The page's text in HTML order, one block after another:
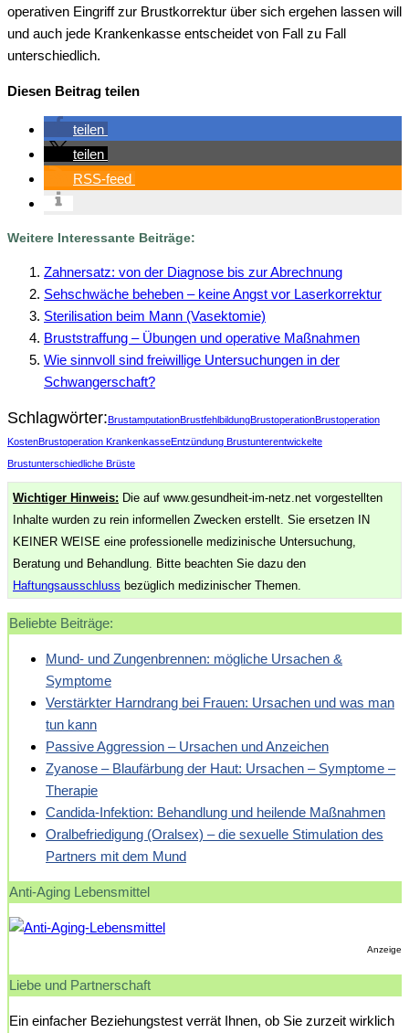
operativen Eingriff zur Brustkorrektur über sich ergehen lassen will
und auch jede Krankenkasse entscheidet von Fall zu Fall
unterschiedlich.
Diesen Beitrag teilen
teilen
teilen
RSS-feed
Weitere Interessante Beiträge:
Zahnersatz: von der Diagnose bis zur Abrechnung
Sehschwäche beheben – keine Angst vor Laserkorrektur
Sterilisation beim Mann (Vasektomie)
Bruststraffung – Übungen und operative Maßnahmen
Wie sinnvoll sind freiwillige Untersuchungen in der
Schwangerschaft?
Schlagwörter:BrustamputationBrustfehlbildungBrustoperationBrustoperation
KostenBrustoperation KrankenkasseEntzündung Brustunterentwickelte
Brustunterschiedliche Brüste
Wichtiger Hinweis: Die auf www.gesundheit-im-netz.net vorgestellten
Inhalte wurden zu rein informellen Zwecken erstellt. Sie ersetzen IN
KEINER WEISE eine professionelle medizinische Untersuchung,
Beratung und Behandlung. Bitte beachten Sie dazu den
Haftungsausschluss bezüglich medizinischer Themen.
Beliebte Beiträge:
Mund- und Zungenbrennen: mögliche Ursachen &
Symptome
Verstärkter Harndrang bei Frauen: Ursachen und was man
tun kann
Passive Aggression – Ursachen und Anzeichen
Zyanose – Blaufärbung der Haut: Ursachen – Symptome –
Therapie
Candida-Infektion: Behandlung und heilende Maßnahmen
Oralbefriedigung (Oralsex) – die sexuelle Stimulation des
Partners mit dem Mund
Anti-Aging Lebensmittel
Anzeige
Liebe und Partnerschaft
Ein einfacher Beziehungstest verrät Ihnen, ob Sie zurzeit wirklich